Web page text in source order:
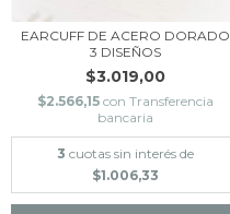
EARCUFF DE ACERO DORADO
3 DISEÑOS
$3.019,00
$2.566,15 con Transferencia
bancaria
3 cuotas sin interés de
$1.006,33